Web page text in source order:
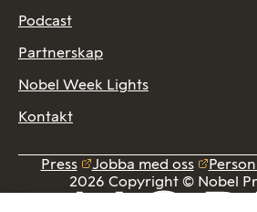
Podcast
Partnerskap
Nobel Week Lights
Kontakt
Press Jobba med oss
2026 Copyright © Nobel